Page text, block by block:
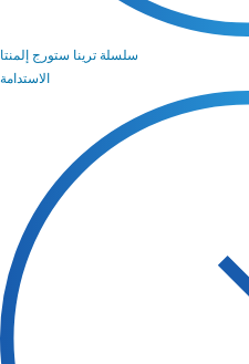
سلسلة ترينا ستورج إلمنتا
الاستدامة